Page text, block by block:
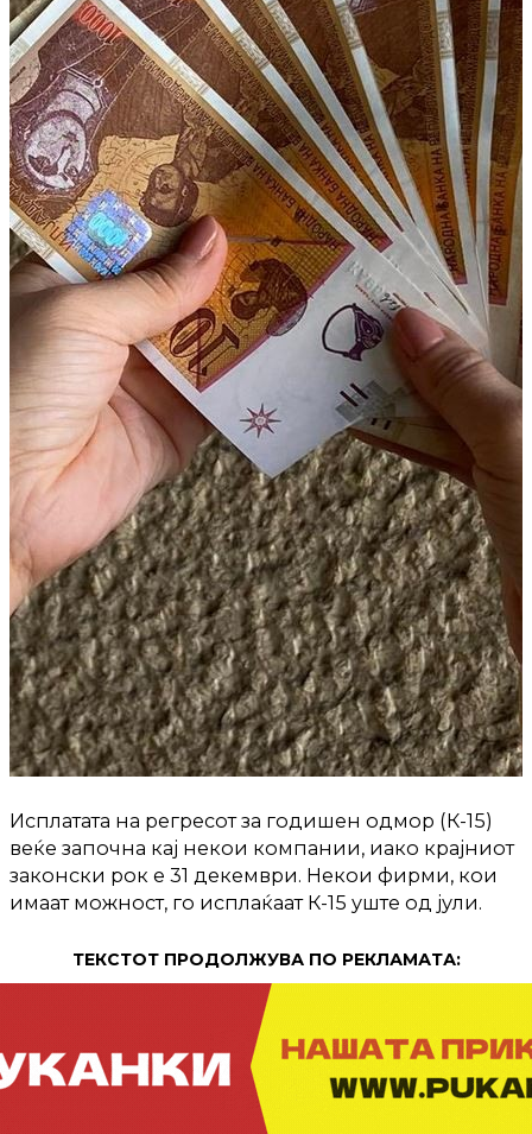
Исплатата на регресот за годишен одмор (К-15)
веќе започна кај некои компании, иако крајниот
законски рок е 31 декември. Некои фирми, кои
имаат можност, го исплаќаат К-15 уште од јули.
ТЕКСТОТ ПРОДОЛЖУВА ПО РЕКЛАМАТА: